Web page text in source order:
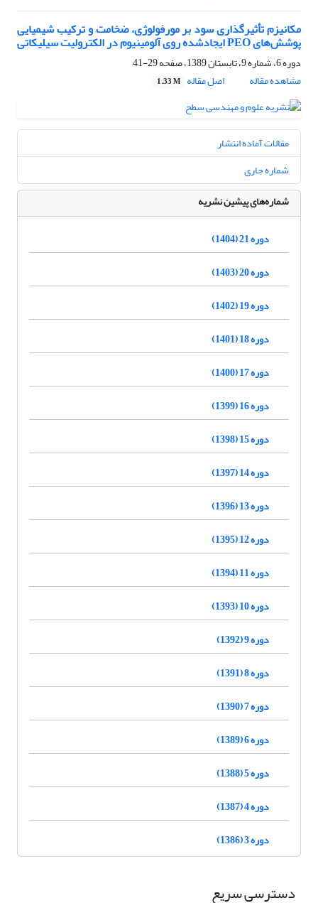
مکانیزم تأثیرگذاری سود بر مورفولوژی، ضخامت و ترکیب شیمیایی
پوشش‌های PEO ایجادشده روی آلومینیوم در الکترولیت سیلیکاتی
دوره 6، شماره 9، تابستان 1389، صفحه
29-41
مشاهده مقاله
اصل مقاله 1.33 M
مقالات آماده انتشار
شماره جاری
شماره‌های پیشین نشریه
دوره 21 (1404)
دوره 20 (1403)
دوره 19 (1402)
دوره 18 (1401)
دوره 17 (1400)
دوره 16 (1399)
دوره 15 (1398)
دوره 14 (1397)
دوره 13 (1396)
دوره 12 (1395)
دوره 11 (1394)
دوره 10 (1393)
دوره 9 (1392)
دوره 8 (1391)
دوره 7 (1390)
دوره 6 (1389)
دوره 5 (1388)
دوره 4 (1387)
دوره 3 (1386)
دسترسی سریع